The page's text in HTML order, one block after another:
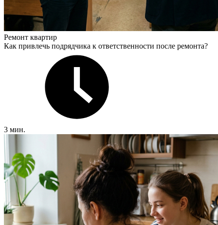
Ремонт квартир
Как привлечь подрядчика к ответственности после ремонта?
3 мин.